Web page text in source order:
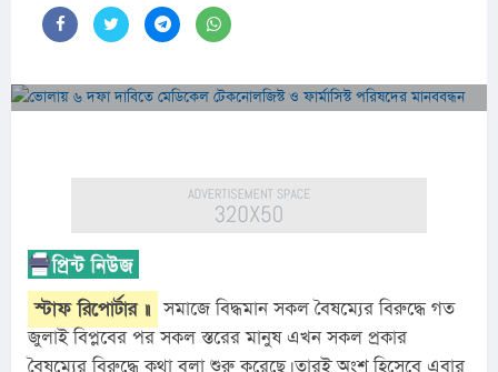
স্টাফ রিপোর্টার ॥ সমাজে বিদ্ধমান সকল বৈষম্যের বিরুদ্ধে গত
জুলাই বিপ্লবের পর সকল স্তরের মানুষ এখন সকল প্রকার
বৈষম্যের বিরুদ্ধে কথা বলা শুরু করেছে। তারই অংশ হিসেবে এবার